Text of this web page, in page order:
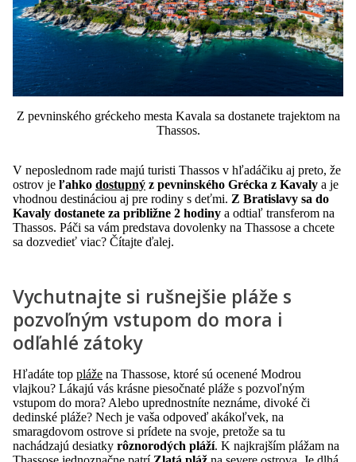
Z pevninského gréckeho mesta Kavala sa dostanete trajektom na
Thassos.
V neposlednom rade majú turisti Thassos v hľadáčiku aj preto, že
ostrov je ľahko dostupný z pevninského Grécka z Kavaly a je
vhodnou destináciou aj pre rodiny s deťmi. Z Bratislavy sa do
Kavaly dostanete za približne 2 hodiny a odtiaľ transferom na
Thassos. Páči sa vám predstava dovolenky na Thassose a chcete
sa dozvedieť viac? Čítajte ďalej.
Vychutnajte si rušnejšie pláže s
pozvoľným vstupom do mora i
odľahlé zátoky
Hľadáte top pláže na Thassose, ktoré sú ocenené Modrou
vlajkou? Lákajú vás krásne piesočnaté pláže s pozvoľným
vstupom do mora? Alebo uprednostníte neznáme, divoké či
dedinské pláže? Nech je vaša odpoveď akákoľvek, na
smaragdovom ostrove si prídete na svoje, pretože sa tu
nachádzajú desiatky rôznorodých pláží. K najkrajším plážam na